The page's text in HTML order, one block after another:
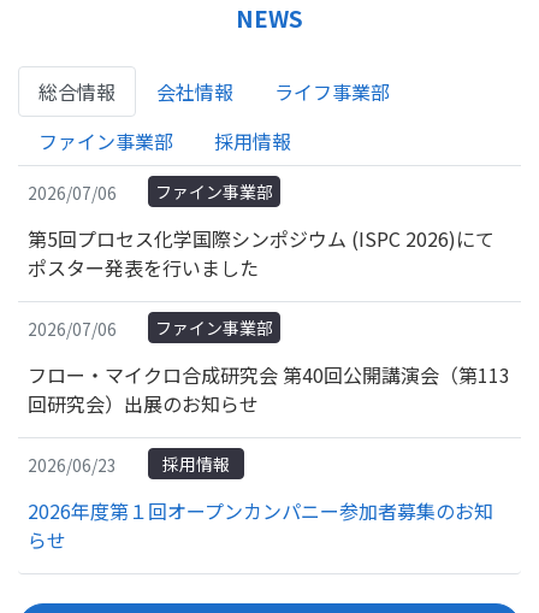
NEWS
総合情報 会社情報
ライフ事業部
ファイン事業部
採用情報
2026/07/06 ファイン事業部
第5回プロセス化学国際シンポジウム (ISPC 2026)にて
ポスター発表を行いました
2026/07/06 ファイン事業部
フロー・マイクロ合成研究会 第40回公開講演会（第113
回研究会）出展のお知らせ
2026/06/23 採用情報
2026年度第１回オープンカンパニー参加者募集のお知
らせ